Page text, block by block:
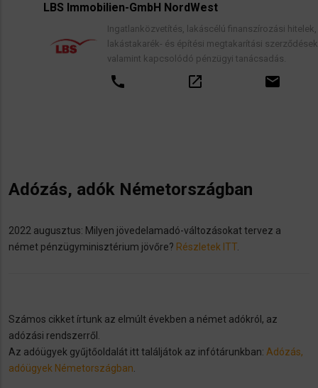
LBS Immobilien-GmbH NordWest
Ingatlanközvetítés, lakáscélú finanszírozási hitelek,
lakástakarék- és építési megtakarítási szerződések,
valamint kapcsolódó pénzügyi tanácsadás.
Adózás, adók Németországban
2022 augusztus: Milyen jövedelamadó-változásokat tervez a
német pénzügyminisztérium jövőre? Részletek ITT
Számos cikket írtunk az elmúlt években a német adókról, az
adózási rendszerről.
​Az adóügyek gyűjtőoldalát itt találjátok az infótárunkban: Adózás,
adóügyek Németországban